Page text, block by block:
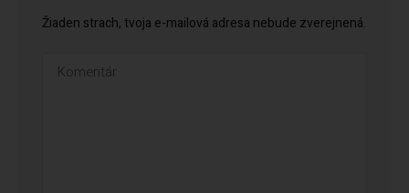
Žiaden strach, tvoja e-mailová adresa nebude zverejnená.